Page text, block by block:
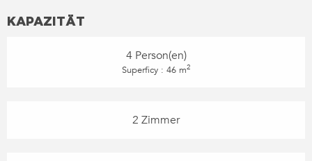
KAPAZITÄT
4 Person(en)
Superficy : 46 m2
2 Zimmer